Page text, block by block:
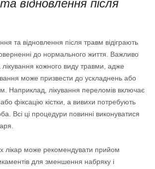
відновлення після
та відновлення після травм відіграють
до нормального життя. Важливо
лікування кожного виду травми, адже
може призвести до ускладнень або
Наприклад, лікування переломів включає
фіксацію кістки, а вивихи потребують
Всі ці процедури повинні виконуватися
лікар може рекомендувати прийом
для зменшення набряку і